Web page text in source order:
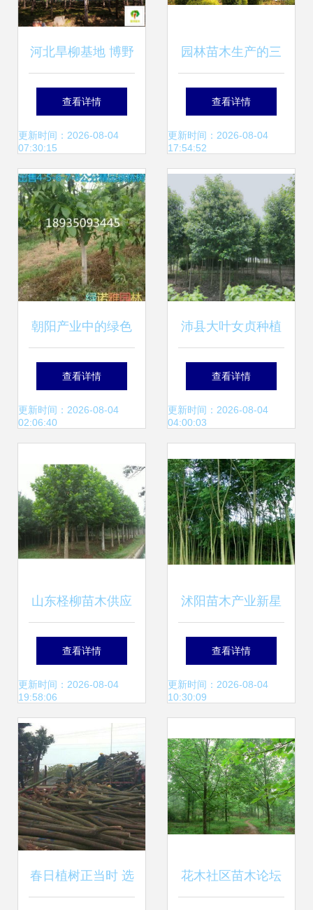
河北旱柳基地 博野
县金泽苗圃场的生
态守护者
查看详情
更新时间：2026-08-04
07:30:15
园林苗木生产的三
大主流与多个特色
化 你必须了解的行
业格局
查看详情
更新时间：2026-08-04
17:54:52
朝阳产业中的绿色
明珠 果树绿化苗木
的发展与应用
查看详情
更新时间：2026-08-04
02:06:40
沛县大叶女贞种植
基地 优质14公分大
叶女贞苗木选购指
查看详情
更新时间：2026-08-04
04:00:03
山东柽柳苗木供应
优质乔灌木绿化选
择，尽在597苗木
查看详情
更新时间：2026-08-04
19:58:06
沭阳苗木产业新星
新河镇飞翔苗木园
艺场的绿色发展与
查看详情
更新时间：2026-08-04
10:30:09
春日植树正当时 选 花木社区苗木论坛